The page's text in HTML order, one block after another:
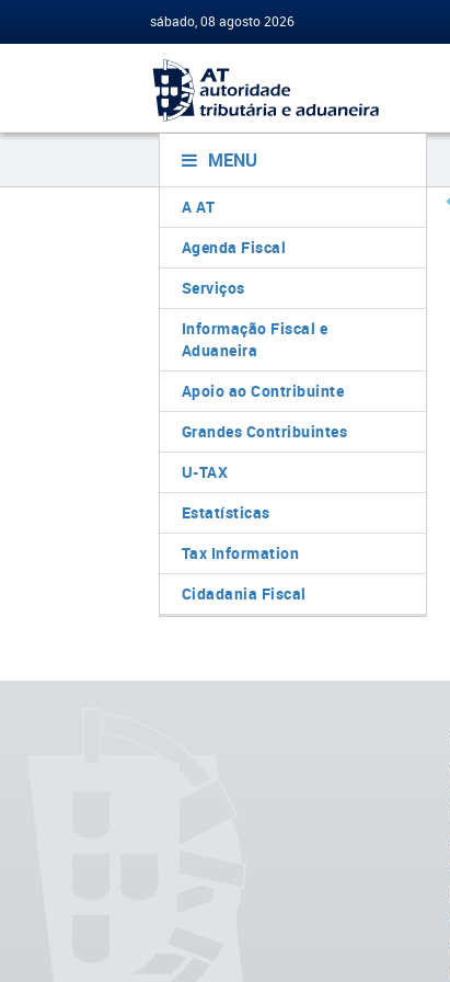
sábado, 08 agosto 2026
MENU
A AT
Agenda Fiscal
Serviços
Informação Fiscal e
Aduaneira
Apoio ao Contribuinte
Grandes Contribuintes
U-TAX
Estatísticas
Tax Information
Cidadania Fiscal